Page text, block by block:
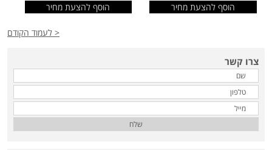
הוסף להצעת מחיר
הוסף להצעת מחיר
< לעמוד הקודם
צרו קשר
שלח